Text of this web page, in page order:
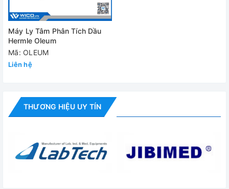
Nguồn điện 230V – 50/60 Hz
Đánh giá
Máy Ly Tâm Phân Tích Dầu
Hermle Oleum
Mã: OLEUM
Liên hệ
THƯƠNG HIỆU UY TÍN